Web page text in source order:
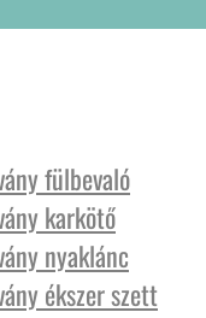
fülbevaló
karkötő
nyaklánc
ékszer szett